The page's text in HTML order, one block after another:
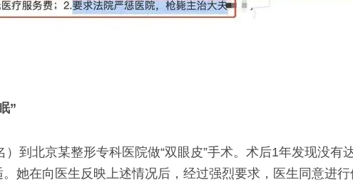
”
到北京某整形专科医院做“双眼皮”手术。术后1年发现没有
她在向医生反映上述情况后，经过强烈要求，医生同意进